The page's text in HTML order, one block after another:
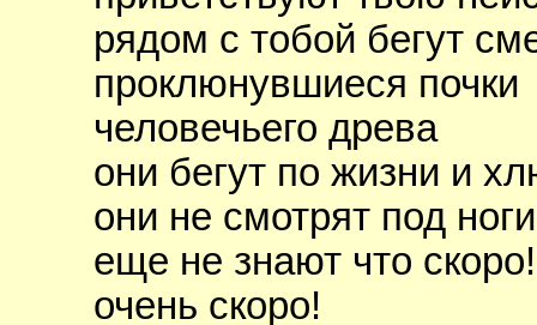
рядом с тобой бегут
проклюнувшиеся почки
человечьего древа
они бегут по жизни и
они не смотрят под ноги
еще не знают что скоро!
очень скоро!